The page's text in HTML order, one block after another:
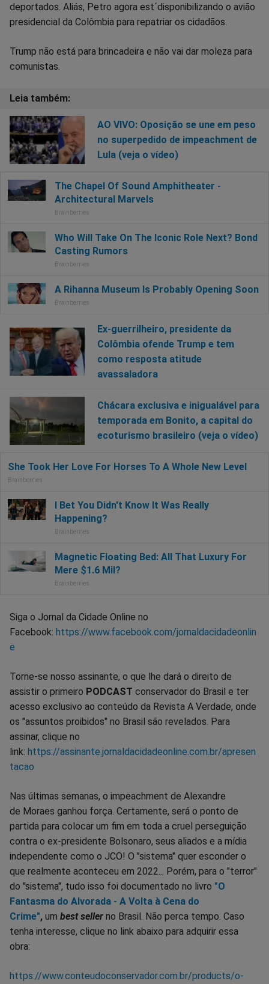
deportados. Aliás, Petro agora est´disponibilizando o avião
presidencial da Colômbia para repatriar os cidadãos.
Trump não está para brincadeira e não vai dar moleza para
comunistas.
AO VIVO: Oposição se une em peso
no superpedido de impeachment de
Lula (veja o vídeo)
Ex-guerrilheiro, presidente da
Colômbia ofende Trump e tem
como resposta atitude
avassaladora
Chácara exclusiva e inigualável para
temporada em Bonito, a capital do
ecoturismo brasileiro (veja o vídeo)
Siga o Jornal da Cidade Online no
Facebook: https://www.facebook.com/jornaldacidadeonlin
e
Torne-se nosso assinante, o que lhe dará o direito de
assistir o primeiro PODCAST conservador do Brasil e ter
acesso exclusivo ao conteúdo da Revista A Verdade, onde
os "assuntos proibidos" no Brasil são revelados. Para
assinar, clique no
link: https://assinante.jornaldacidadeonline.com.br/apresen
tacao
Nas últimas semanas, o impeachment de Alexandre
de Moraes ganhou força. Certamente, será o ponto de
partida para colocar um fim em toda a cruel perseguição
contra o ex-presidente Bolsonaro, seus aliados e a mídia
independente como o JCO! O "sistema" quer esconder o
que realmente aconteceu em 2022... Porém, para o "terror"
do "sistema", tudo isso foi documentado no livro "O
Fantasma do Alvorada - A Volta à Cena do
Crime", um best seller no Brasil. Não perca tempo. Caso
tenha interesse, clique no link abaixo para adquirir essa
obra:
https://www.conteudoconservador.com.br/products/o-